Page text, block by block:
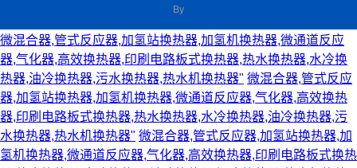
By
微混合器,管式反应器,加氢站换热器,加氢机换热器,微通道反应
器,气化器,高效换热器,印刷电路板式换热器,热水换热器,水冷换
热器,油冷换热器,污水换热器,热水机换热器" 微混合器,管式反应
器,加氢站换热器,加氢机换热器,微通道反应器,气化器,高效换热
器,印刷电路板式换热器,热水换热器,水冷换热器,油冷换热器,污
水换热器,热水机换热器" 微混合器,管式反应器,加氢站换热器,加
氢机换热器,微通道反应器,气化器,高效换热器,印刷电路板式换热